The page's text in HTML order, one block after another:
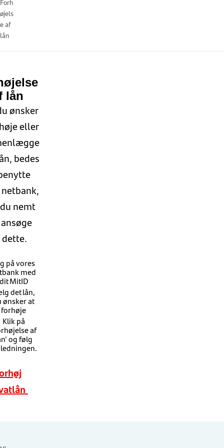
Forh
øjels
e af
lån
lån
ønsker
eller
bedes
nemt
på vores
med
MitID
det lån,
ønsker at
forhøje
Klik på
af
og følg